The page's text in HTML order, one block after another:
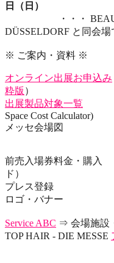
日（日）
・・・
DÜSSELDORF と同会
※ ご案内・資料 ※
オンライン出展お申込み
粋版 ）
出展製品対象一覧
Space Cost Calculator)
メッセ会
前売入場券料金
ド）
プレス
ロゴ・バ
Service ABC ⇒ 会場施設
TOP HAIR - DIE MESSE